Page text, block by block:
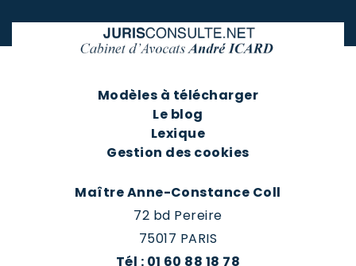
Modèles à télécharger
Le blog
Lexique
Gestion des cookies
Maître Anne-Constance Coll
72 bd Pereire
75017 PARIS
Tél : 01 60 88 18 78